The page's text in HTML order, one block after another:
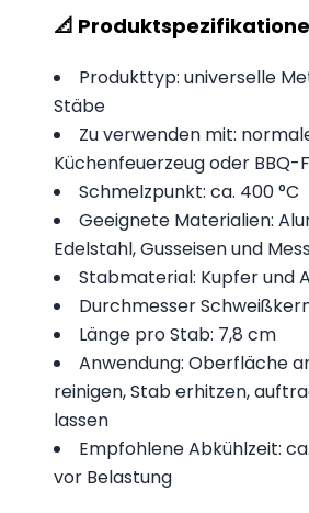
📐
Produkttyp: universelle
Stäbe
Zu verwenden mit:
Küchenfeuerzeug oder BBQ-
Schmelzpunkt: ca. 400 °C
Geeignete Materialien:
Edelstahl, Gusseisen und
Stabmaterial: Kupfer und
Durchmesser
Länge pro Stab: 7,8 cm
Anwendung: Oberfläche
reinigen, Stab erhitzen,
lassen
Empfohlene Abkühlzeit:
vor Belastung